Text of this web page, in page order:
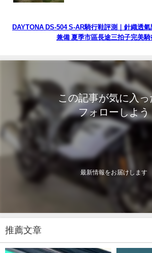
DAYTONA DS-504 S-AR騎行鞋評測｜針織透氣
兼備 夏季市區長途三拍子完美騎
この記事が気に入っ
フォローしよう
最新情報をお届けします
推薦文章